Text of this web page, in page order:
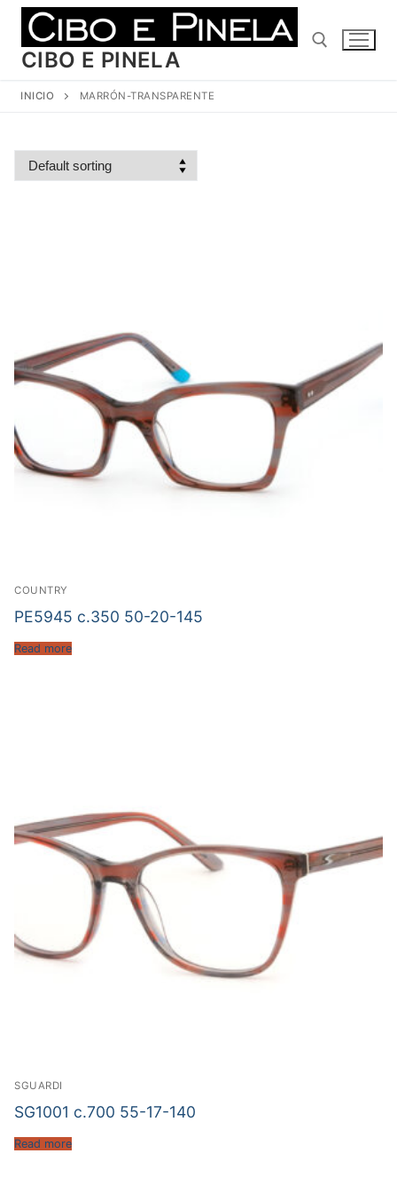
contenido
CIBO E PINELA
INICIO MARRÓN-TRANSPARENTE
COUNTRY
PE5945 c.350 50-20-145
Read more
SGUARDI
SG1001 c.700 55-17-140
Read more